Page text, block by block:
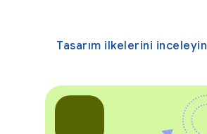
Tasarım ilkelerini inceleyin